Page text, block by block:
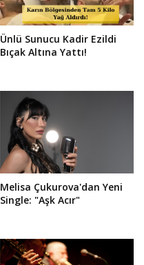
Ünlü Sunucu Kadir Ezildi
Bıçak Altına Yattı!
Melisa Çukurova'dan Yeni
Single: "Aşk Acır"